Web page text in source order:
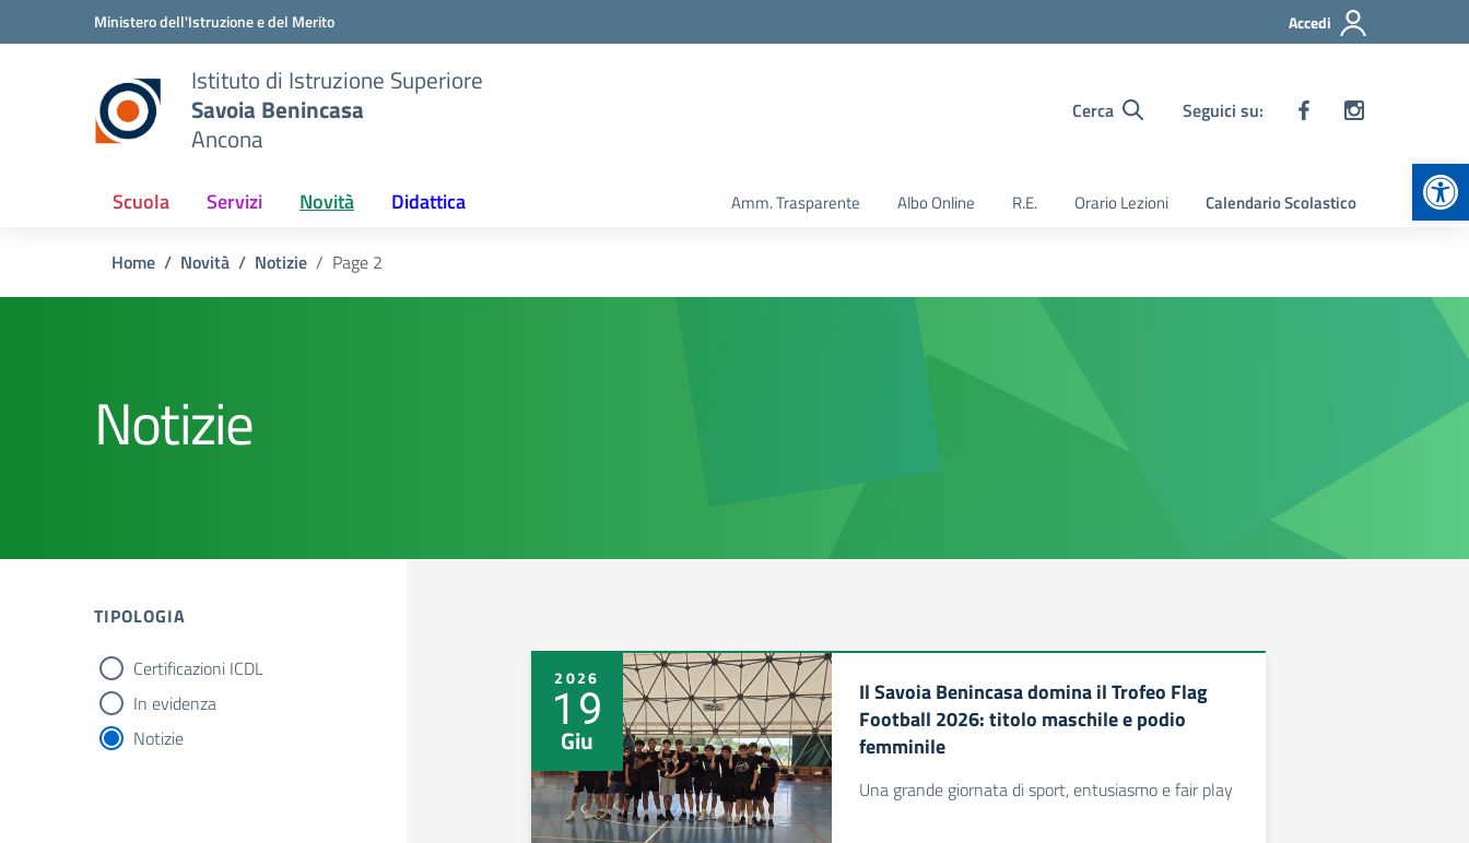
Vai ai contenuti
Vai al menu di navigazioneMinistero dell'Istruzione e del Merito Accedi
Istituto di Istruzione Superiore
Savoia Benincasa
Ancona
Cerca Seguici su:
Scuola Servizi Novità Didattica Amm. Trasparente Albo Online R.E. Orario Lezioni Calendario Scolastico
Home Novità Notizie Page 2
Notizie
TIPOLOGIA
tipologia di articoli
Certificazioni ICDL
In evidenza
Notizie
2026
19
Giu
Il Savoia Benincasa domina il Trofeo Flag
Football 2026: titolo maschile e podio
femminile
Una grande giornata di sport, entusiasmo e fair play